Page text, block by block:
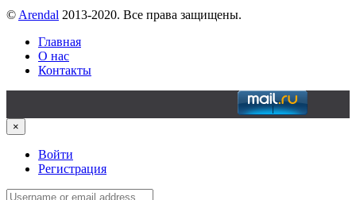
© Arendal 2013-2020. Все права защищены.
Главная
О нас
Контакты
×
Войти
Регистрация